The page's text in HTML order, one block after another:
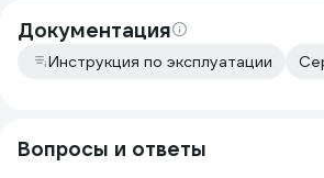
Документация
Инструкция по эксплуатации
Вопросы и ответы